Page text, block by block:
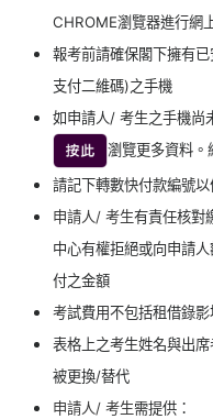
CHROME瀏覽器進行網
報考前請確保閣下擁有
支付二維碼)之手機
如申請人/ 考生之手機尚
瀏覽更多資料。
請記下轉數快付款編號
申請人/ 考生有責任核對
中心有權拒絕或向申請
付之金額
考試費用不包括租借錄
表格上之考生姓名與出
被更換/替代
申請人/ 考生需提供：